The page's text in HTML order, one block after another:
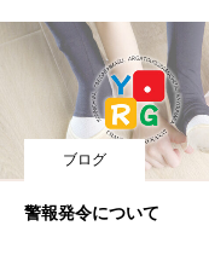
ブログ
警報発令について